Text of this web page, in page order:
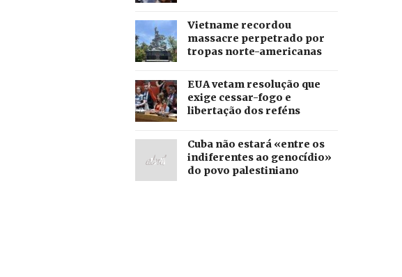
Vietname recordou
massacre perpetrado por
tropas norte-americanas
EUA vetam resolução que
exige cessar-fogo e
libertação dos reféns
Cuba não estará «entre os
indiferentes ao genocídio»
do povo palestiniano